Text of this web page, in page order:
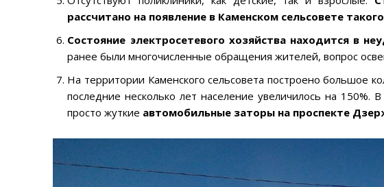
рассчитано на появление в Каменском сельсовете
Состояние электросетевого хозяйства находится в
ранее были многочисленные обращения жителей, вопрос
На территории Каменского сельсовета построено большое
последние несколько лет население увеличилось на 150%.
просто жуткие автомобильные заторы на проспекте